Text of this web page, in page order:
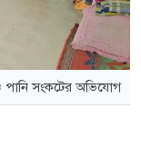
পানি সংকটের অভিযোগ